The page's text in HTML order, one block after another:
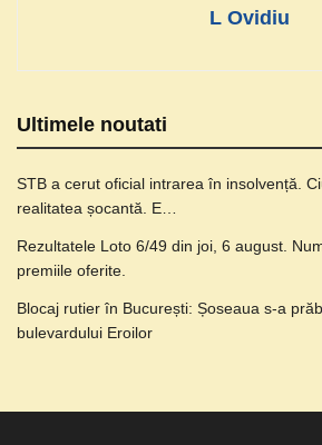
L Ovidiu
Ultimele noutati
STB a cerut oficial intrarea în insolvență.
realitatea șocantă. E…
Rezultatele Loto 6/49 din joi, 6 august.
premiile oferite.
Blocaj rutier în București: Șoseaua s-a
bulevardului Eroilor